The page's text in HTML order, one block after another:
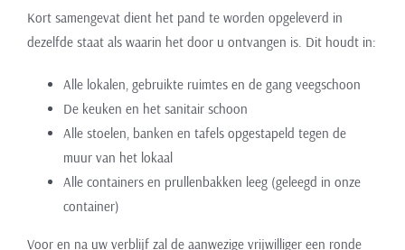
Kort samengevat dient het pand te worden opgeleverd in
dezelfde staat als waarin het door u ontvangen is. Dit houdt in:
Alle lokalen, gebruikte ruimtes en de gang veegschoon
De keuken en het sanitair schoon
Alle stoelen, banken en tafels opgestapeld tegen de
muur van het lokaal
Alle containers en prullenbakken leeg (geleegd in onze
container)
Voor en na uw verblijf zal de aanwezige vrijwilliger een ronde